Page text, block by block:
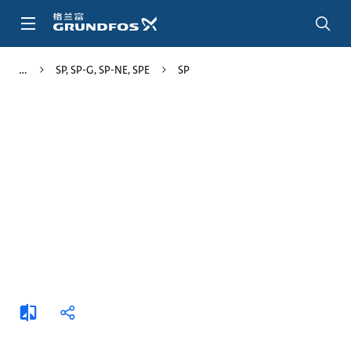
SP, SP-G, SP-NE, SPE SP
添
加
分